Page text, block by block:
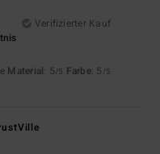
Verifizierter Kauf
Material: 5/5 Farbe: 5 /5